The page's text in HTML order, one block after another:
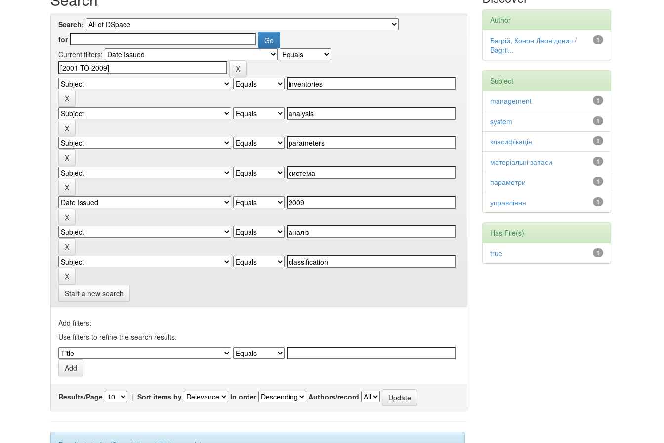
Search:
for
Current filters:
Start a new search
Add filters:
Use filters to refine the search results.
Results/Page | Sort items by In order Authors/record
Author
1
Багрій, Конон Леонідович /
Bagrii...
Subject
1
management
1
system
1
класифікація
1
матеріальні запаси
1
параметри
1
управління
Has File(s)
1
true